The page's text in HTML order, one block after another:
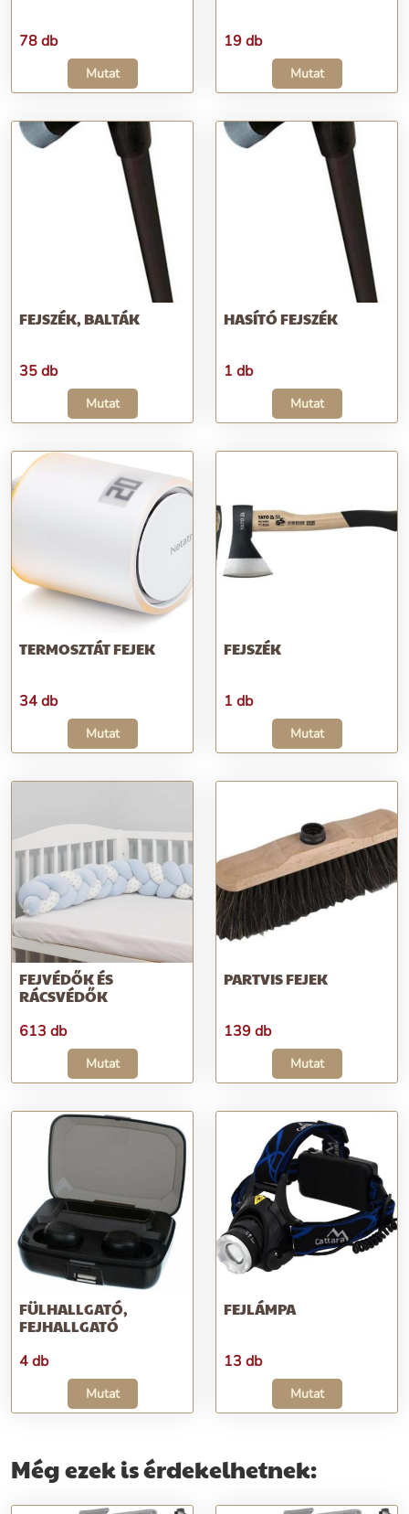
78 db
Mutat
19 db
Mutat
FEJSZÉK, BALTÁK
35 db
Mutat
HASÍTÓ FEJSZÉK
1 db
Mutat
TERMOSZTÁT FEJEK
34 db
Mutat
FEJSZÉK
1 db
Mutat
FEJVÉDŐK ÉS
RÁCSVÉDŐK
613 db
Mutat
PARTVIS FEJEK
139 db
Mutat
FÜLHALLGATÓ,
FEJHALLGATÓ
4 db
Mutat
FEJLÁMPA
13 db
Mutat
Még ezek is érdekelhetnek: